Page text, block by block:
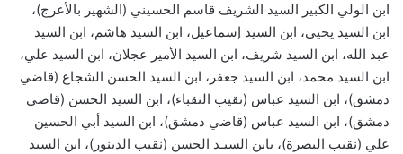
ابن الولي الكبير السيد الشريف قاسم الحسيني (الشهير بالأعرج)،
ابن السيد يحيى، ابن السيد إسماعيل، ابن السيد هاشم، ابن السيد
عبد الله، ابن السيد شريف، ابن السيد الأمير عجلان، ابن السيد علي،
ابن السيد محمد، ابن السيد جعفر، ابن السيد الحسن الشجاع (قاضي
دمشق)، ابن السيد عباس (نقيب النقباء)، ابن السيد الحسن (قاضي
دمشق)، ابن السيد عباس (قاضي دمشق)، ابن السيد أبي الحسين
علي (نقيب البصرة)، بابن السيـد الحسن (نقيب الدينور)، ابن السيد